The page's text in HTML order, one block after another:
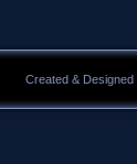
Created &